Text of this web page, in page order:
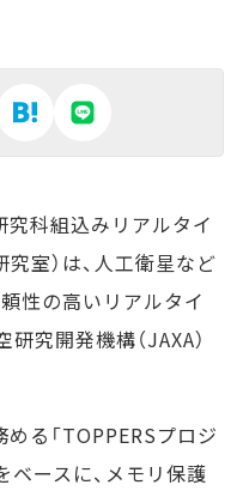
科組込みリアルタイ
室）は、人工衛星など
性の高いリアルタイ
究開発機構（JAXA）
る「TOPPERSプロジ
ベースに、メモリ保護